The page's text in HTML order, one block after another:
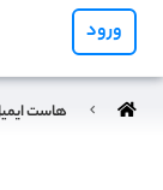
ورود
هاست